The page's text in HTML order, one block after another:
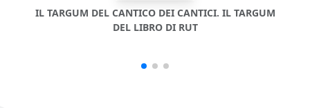
IL TARGUM DEL CANTICO DEI CANTICI. IL TARGUM
DEL LIBRO DI RUT